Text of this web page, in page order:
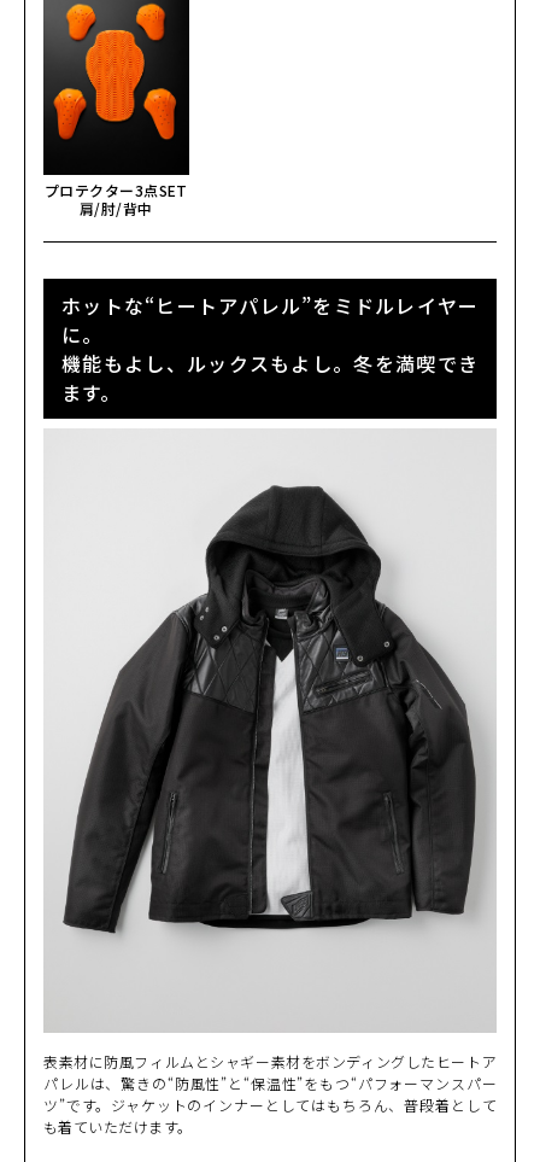
プロテクター3点SET
肩/肘/背中
ホットな“ヒートアパレル”をミドルレイヤー
に。
機能もよし、ルックスもよし。冬を満喫でき
ます。
表素材に防風フィルムとシャギー素材をボンディングしたヒートア
パレルは、驚きの“防風性”と“保温性”をもつ“パフォーマンスパー
ツ”です。ジャケットのインナーとしてはもちろん、普段着として
も着ていただけます。
カラー・サイズ選択